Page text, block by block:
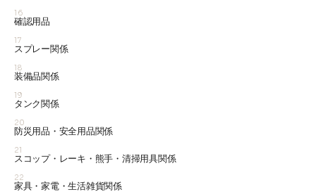
16
確認用品
17
スプレー関係
18
装備品関係
19
タンク関係
20
防災用品・安全用品関係
21
スコップ・レーキ・熊手・清掃用具関係
22
家具・家電・生活雑貨関係